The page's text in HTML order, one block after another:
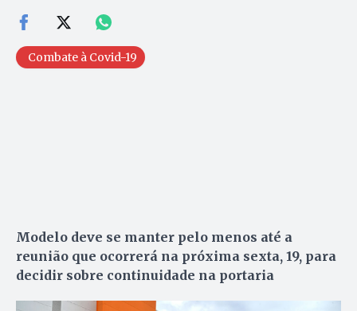
Combate à Covid-19
Modelo deve se manter pelo menos até a
reunião que ocorrerá na próxima sexta, 19, para
decidir sobre continuidade na portaria